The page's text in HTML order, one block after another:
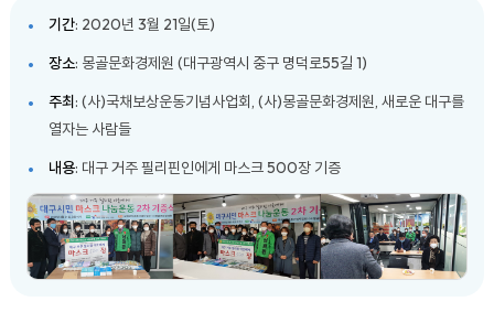
기간: 2020년 3월 21일(토)
장소: 몽골문화경제원 (대구광역시 중구 명덕로55길 1)
주최: (사)국채보상운동기념사업회, (사)몽골문화경제원, 새로운 대구를
열자는 사람들
내용: 대구 거주 필리핀인에게 마스크 500장 기증